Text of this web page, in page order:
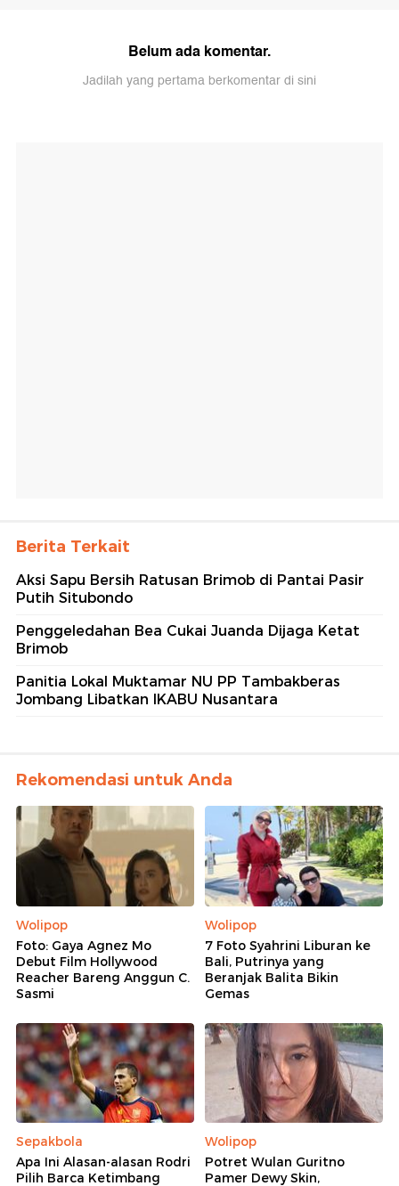
Belum ada komentar.
Jadilah yang pertama berkomentar di sini
Berita Terkait
Aksi Sapu Bersih Ratusan Brimob di Pantai Pasir
Putih Situbondo
Penggeledahan Bea Cukai Juanda Dijaga Ketat
Brimob
Panitia Lokal Muktamar NU PP Tambakberas
Jombang Libatkan IKABU Nusantara
Rekomendasi untuk Anda
Wolipop
Foto: Gaya Agnez Mo
Debut Film Hollywood
Reacher Bareng Anggun C.
Sasmi
Wolipop
7 Foto Syahrini Liburan ke
Bali, Putrinya yang
Beranjak Balita Bikin
Gemas
Sepakbola
Apa Ini Alasan-alasan Rodri
Pilih Barca Ketimbang
Wolipop
Potret Wulan Guritno
Pamer Dewy Skin,